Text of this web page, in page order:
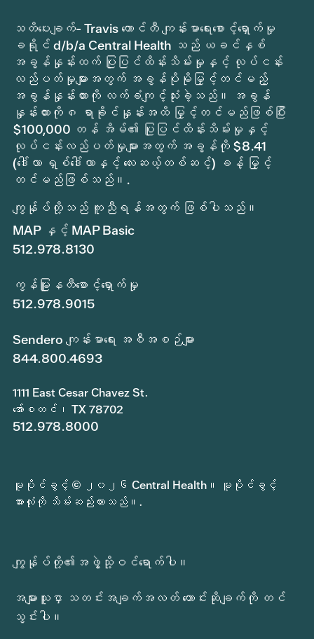
သတိပေးချက်- Travis ကောင်တီ ကျန်းမာရေးစောင့်ရှောက်မှု
ခရိုင် d/b/a Central Health သည် ယခင်နှစ်
အခွန်နှုန်းထက် ပြုပြင်ထိန်းသိမ်းမှုနှင့် လုပ်ငန်း
လည်ပတ်မှုများအတွက် အခွန်ပိုမိုမြှင့်တင်မည့်
အခွန်နှုန်းထားကို လက်ခံကျင့်သုံးခဲ့သည်။ အခွန်
နှုန်းထားကို ၈ ရာခိုင်နှုန်းအထိ မြှင့်တင်မည်ဖြစ်ပြီး
$100,000 တန် အိမ်၏ ပြုပြင်ထိန်းသိမ်းမှုနှင့်
လုပ်ငန်းလည်ပတ်မှုများအတွက် အခွန်ကို $8.41
(ဒေါ်လာ ရှစ်ဒေါ်လာနှင့် လေးဆယ့်တစ်ဆင့်) ခန့် မြှင့်
တင်မည်ဖြစ်သည်။.
ကျွန်ုပ်တို့သည် ကူညီရန်အတွက် ဖြစ်ပါသည်။
MAP နှင့် MAP Basic
512.978.8130
ကွန်မြူနတီစောင့်ရှောက်မှု
512.978.9015
Sendero ကျန်းမာရေး အစီအစဉ်များ
844.800.4693
1111 East Cesar Chavez St.
အော်စတင်၊ TX 78702
512.978.8000
မူပိုင်ခွင့် © ၂၀၂၆ Central Health။ မူပိုင်ခွင့်
အားလုံးကို သိမ်းဆည်းထားသည်။.
ကျွန်ုပ်တို့၏အဖွဲ့သို့ဝင်ရောက်ပါ။
အများသူငှာ သတင်းအချက်အလတ် တောင်းဆိုချက်ကို တင်
သွင်းပါ။